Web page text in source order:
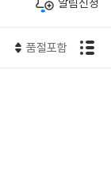
품절포함